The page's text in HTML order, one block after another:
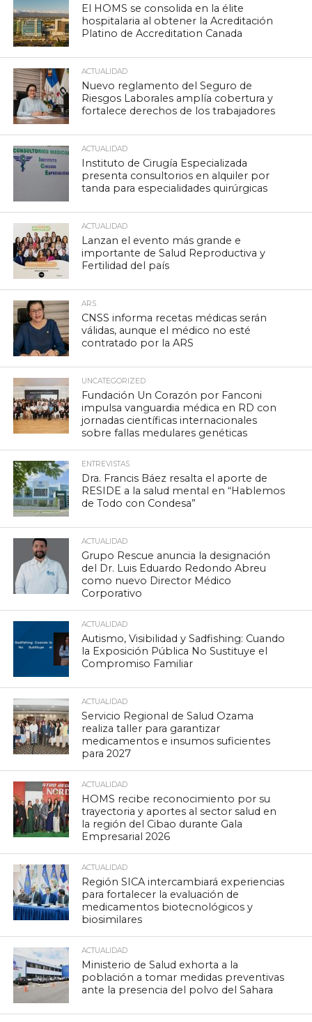
El HOMS se consolida en la élite
hospitalaria al obtener la Acreditación
Platino de Accreditation Canada
ACTUALIDAD
Nuevo reglamento del Seguro de
Riesgos Laborales amplía cobertura y
fortalece derechos de los trabajadores
ACTUALIDAD
Instituto de Cirugía Especializada
presenta consultorios en alquiler por
tanda para especialidades quirúrgicas
ACTUALIDAD
Lanzan el evento más grande e
importante de Salud Reproductiva y
Fertilidad del país
ARS
CNSS informa recetas médicas serán
válidas, aunque el médico no esté
contratado por la ARS
UNCATEGORIZED
Fundación Un Corazón por Fanconi
impulsa vanguardia médica en RD con
jornadas científicas internacionales
sobre fallas medulares genéticas
ENTREVISTAS
Dra. Francis Báez resalta el aporte de
RESIDE a la salud mental en “Hablemos
de Todo con Condesa”
ACTUALIDAD
Grupo Rescue anuncia la designación
del Dr. Luis Eduardo Redondo Abreu
como nuevo Director Médico
Corporativo
ACTUALIDAD
Autismo, Visibilidad y Sadfishing: Cuando
la Exposición Pública No Sustituye el
Compromiso Familiar
ACTUALIDAD
Servicio Regional de Salud Ozama
realiza taller para garantizar
medicamentos e insumos suficientes
para 2027
ACTUALIDAD
HOMS recibe reconocimiento por su
trayectoria y aportes al sector salud en
la región del Cibao durante Gala
Empresarial 2026
ACTUALIDAD
Región SICA intercambiará experiencias
para fortalecer la evaluación de
medicamentos biotecnológicos y
biosimilares
ACTUALIDAD
Ministerio de Salud exhorta a la
población a tomar medidas preventivas
ante la presencia del polvo del Sahara